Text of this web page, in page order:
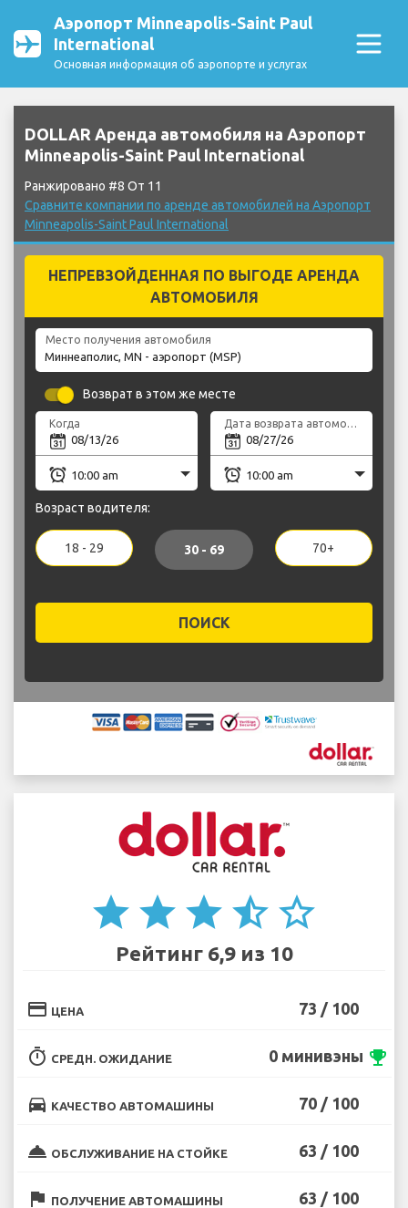
Аэропорт Minneapolis-Saint Paul
International
Основная информация об аэропорте и услугах
DOLLAR Аренда автомобиля на Аэропорт
Minneapolis-Saint Paul International
Ранжировано #8 От 11
Сравните компании по аренде автомобилей на Аэропорт
Minneapolis-Saint Paul International
НЕПРЕВЗОЙДЕННАЯ ПО ВЫГОДЕ АРЕНДА
АВТОМОБИЛЯ
Место получения автомобиля
Возврат в этом же месте
Когда Дата возврата автомобиля
Возраст водителя:
18 - 29 30 - 69 70+
ПОИСК
star star star star_half star_border
Рейтинг 6,9 из 10
credit_card ЦЕНА 73 / 100
timer СРЕДН. ОЖИДАНИЕ 0 минивэны emoji_events
directions_car КАЧЕСТВО АВТОМАШИНЫ 70 / 100
room_service ОБСЛУЖИВАНИЕ НА СТОЙКЕ 63 / 100
flag ПОЛУЧЕНИЕ АВТОМАШИНЫ 63 / 100